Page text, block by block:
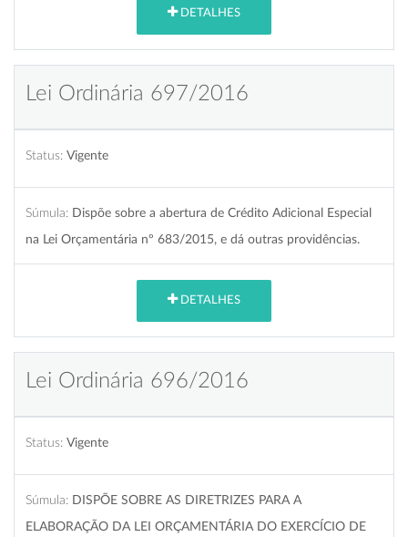
DETALHES
Lei Ordinária 697/2016
Status: Vigente
Súmula: Dispõe sobre a abertura de Crédito Adicional Especial
na Lei Orçamentária nº 683/2015, e dá outras providências.
DETALHES
Lei Ordinária 696/2016
Status: Vigente
Súmula: DISPÕE SOBRE AS DIRETRIZES PARA A
ELABORAÇÃO DA LEI ORÇAMENTÁRIA DO EXERCÍCIO DE